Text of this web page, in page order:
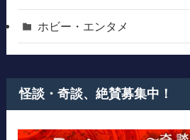
ホビー・エンタメ
怪談・奇談、絶賛募集中！